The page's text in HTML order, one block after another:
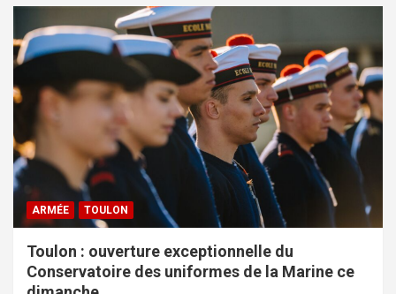
ARMÉE TOULON
Toulon : ouverture exceptionnelle du
Conservatoire des uniformes de la Marine ce